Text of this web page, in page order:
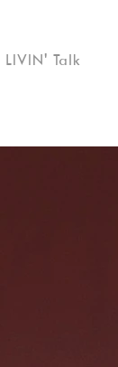
LIVIN' Talk